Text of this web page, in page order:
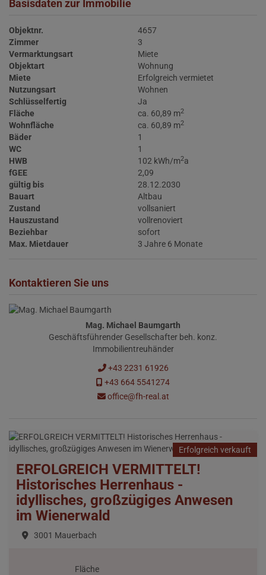
Basisdaten zur Immobilie
Objektnr.
4657
Zimmer
3
Vermarktungsart
Miete
Objektart
Wohnung
Miete
Erfolgreich vermietet
Nutzungsart
Wohnen
Schlüsselfertig
Ja
Fläche
ca. 60,89 m2
Wohnfläche ca. 60,89 m2
Bäder
1
WC
1
HWB
102 kWh/m2a
fGEE
2,09
gültig bis
28.12.2030
Bauart
Altbau
Zustand
vollsaniert
Hauszustand
vollrenoviert
Beziehbar
sofort
Max. Mietdauer
3 Jahre 6 Monate
Kontaktieren Sie uns
Mag. Michael Baumgarth
Geschäftsführender Gesellschafter beh. konz.
Immobilientreuhänder
+43 2231 61926
+43 664 5541274
office@fh-real.at
Erfolgreich verkauft
ERFOLGREICH VERMITTELT!
Historisches Herrenhaus -
idyllisches, großzügiges Anwesen
im Wienerwald
3001 Mauerbach
Fläche